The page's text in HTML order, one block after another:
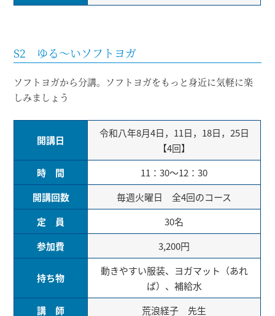
S2 ゆる～いソフトヨガ
ソフトヨガから分講。ソフトヨガをもっと身近に気軽に楽
しみましょう
開講日
令和八年8月4日，11日，18日，25日
【4回】
時 間
11：30～12：30
開講回数
毎週火曜日 全4回のコース
定 員
30名
参加費
3,200円
持ち物
動きやすい服装、ヨガマット（あれ
ば）、補給水
講 師
荒浪経子 先生